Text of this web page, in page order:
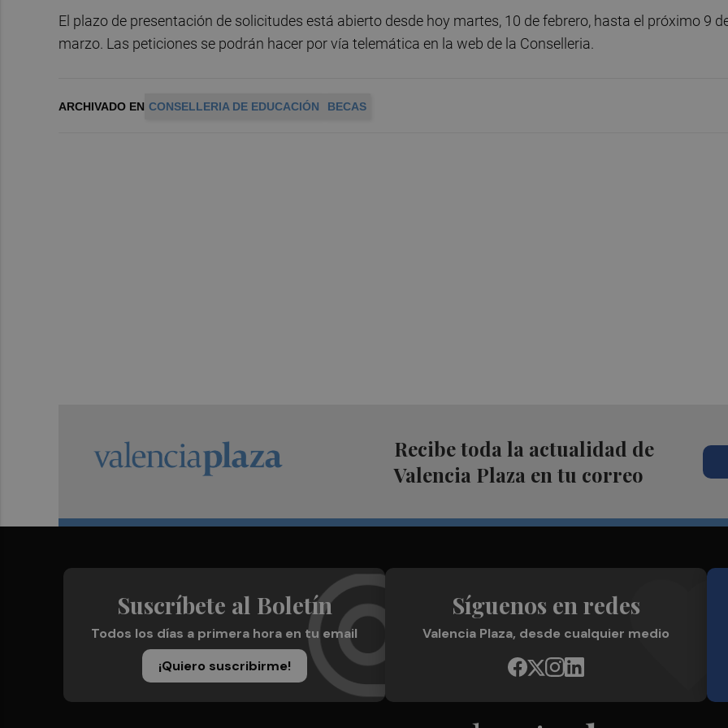
El plazo de presentación de solicitudes está abierto desde hoy martes, 10 de febrero, hasta el próximo 9
marzo. Las peticiones se podrán hacer por vía telemática en la web de la Conselleria.
ARCHIVADO EN CONSELLERIA DE EDUCACIÓN BECAS
Recibe toda la actualidad de
Valencia Plaza en tu correo
Suscríbete al Boletín
Todos los días a primera hora en tu email
¡Quiero suscribirme!
Síguenos en redes
Valencia Plaza, desde cualquier medio